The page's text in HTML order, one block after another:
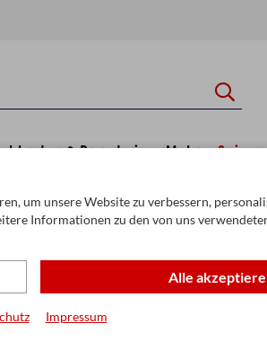
& Papeterie Mehr
– Saisonale
um unsere Website zu verbessern,
Informationen zu den von uns
Alle
Impressum